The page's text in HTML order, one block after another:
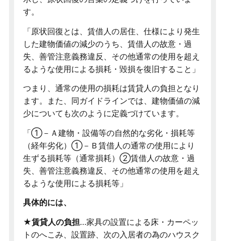
す。
「原状回復とは、賃借人の居住、仕様により発生
した建物価値の減少のうち、賃借人の故意・過
失、善管注意義務違反、その他通常の使用を超え
るような使用による損耗・毀損を復旧すること」
つまり、通常の使用の損耗は賃貸人の負担となり
ます。また、同ガイドラインでは、建物価値の減
少についても次のように定義づけています。
「①－Ａ建物・設備等の自然的な劣化・損耗等
（経年劣化）①－Ｂ賃借人の通常の使用により
生ずる損耗等（通常損耗）②賃借人の故意・過
失、善管注意義務違反、その他通常の使用を超え
るような使用による損耗等」
具体的には、
★賃貸人の負担…家具の設置による床・カーペッ
トのへこみ、設置跡、次の入居者の為のハウスク